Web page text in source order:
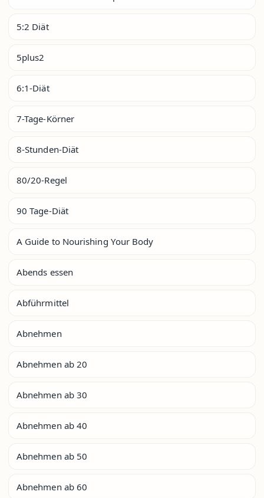
5:2 Diät
5plus2
6:1-Diät
7-Tage-Körner
8-Stunden-Diät
80/20-Regel
90 Tage-Diät
A Guide to Nourishing Your Body
Abends essen
Abführmittel
Abnehmen
Abnehmen ab 20
Abnehmen ab 30
Abnehmen ab 40
Abnehmen ab 50
Abnehmen ab 60